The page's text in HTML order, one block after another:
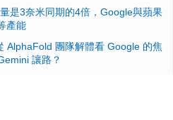
是3奈米同期的4倍，Google與蘋果
產能
AlphaFold 團隊解體看 Google 的焦
讓路？